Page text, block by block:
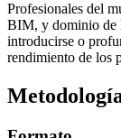
Profesionales del
BIM, y dominio de
introducirse o
rendimiento de los